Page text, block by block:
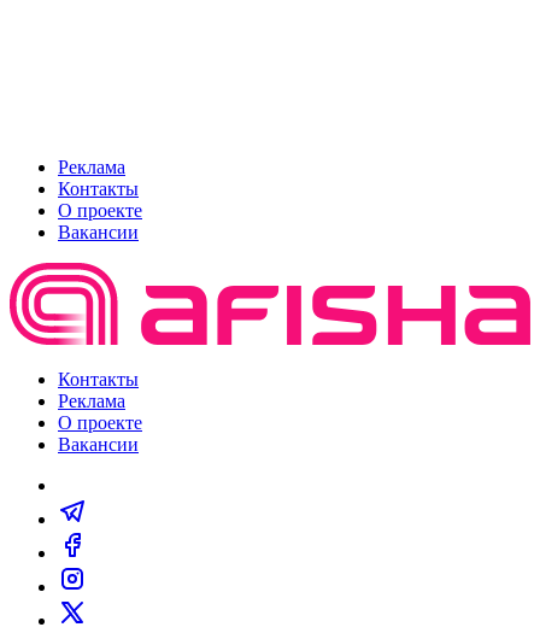
Реклама
Контакты
О проекте
Вакансии
Контакты
Реклама
О проекте
Вакансии